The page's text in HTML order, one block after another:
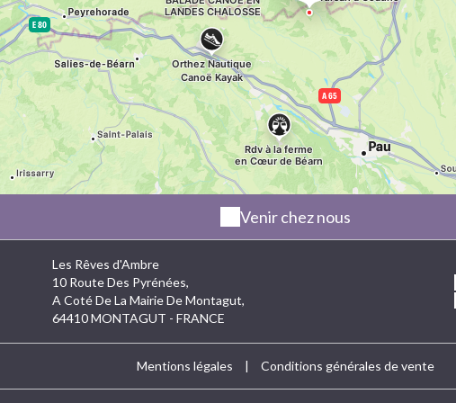
au PréhistoSite. La découverte de ce lieu chargé
d'histoire se fait exclusivement en visite guidée
et sur réservation afin de préserver le site et ses
vestiges archéologiques. Depuis 2017, le
PréhistoSite de Brassempouy est fier d'arborer
la marque d'Etat "Qualité Tourisme ".
Venir chez nous
Les Rêves d'Ambre
10 Route Des Pyrénées,
A Coté De La Mairie De Montagut,
64410 MONTAGUT - FRANCE
Mentions légales | Conditions générales de vente